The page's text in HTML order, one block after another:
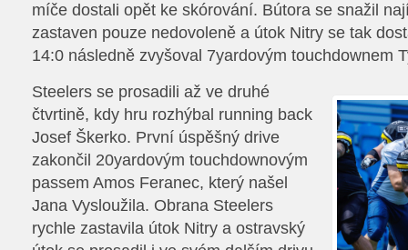
míče dostali opět ke skórování. Bútora se snažil
zastaven pouze nedovoleně a útok Nitry se tak
14:0 následně zvyšoval 7yardovým touchdownem
Steelers se prosadili až ve druhé
čtvrtině, kdy hru rozhýbal running back
Josef Škerko. První úspěšný drive
zakončil 20yardovým touchdownovým
passem Amos Feranec, který našel
Jana Vysloužila. Obrana Steelers
rychle zastavila útok Nitry a ostravský